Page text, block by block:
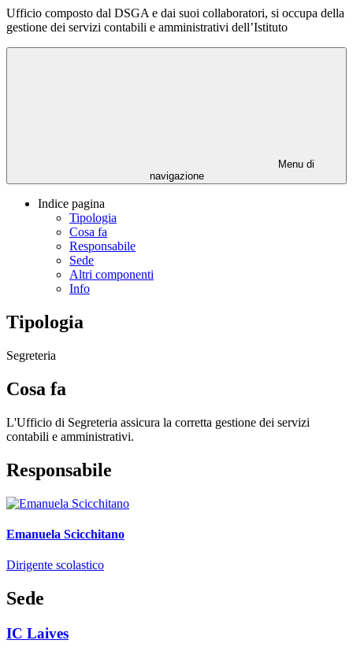
Ufficio composto dal DSGA e dai suoi collaboratori, si occupa della
gestione dei servizi contabili e amministrativi dell’Istituto
Menu di
navigazione
Indice pagina
Tipologia
Cosa fa
Responsabile
Sede
Altri componenti
Info
Tipologia
Segreteria
Cosa fa
L'Ufficio di Segreteria assicura la corretta gestione dei servizi
contabili e amministrativi.
Responsabile
Emanuela Scicchitano
Dirigente scolastico
Sede
IC Laives